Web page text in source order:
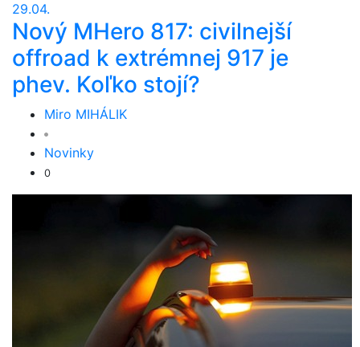
29.04.
Nový MHero 817: civilnejší
offroad k extrémnej 917 je
phev. Koľko stojí?
Miro MIHÁLIK
Novinky
0